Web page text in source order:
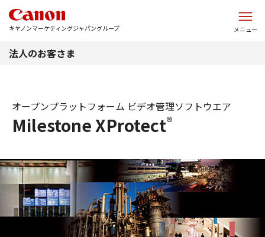
キヤノンマーケティングジャパングループ メニュー
法人のお客さま
Milestone XProtect®
オープンプラットフォーム ビデオ管理ソフトウエア